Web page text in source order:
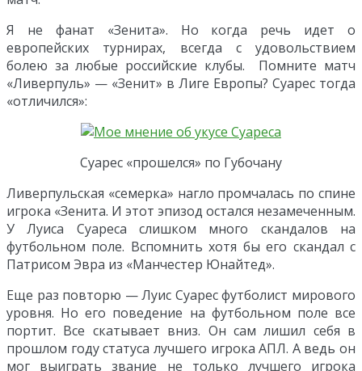
Я не фанат «Зенита». Но когда речь идет о
европейских турнирах, всегда с удовольствием
болею за любые российские клубы. Помните матч
«Ливерпуль» — «Зенит» в Лиге Европы? Суарес тогда
«отличился»:
Суарес «прошелся» по Губочану
Ливерпульская «семерка» нагло промчалась по спине
игрока «Зенита. И этот эпизод остался незамеченным.
У Луиса Суареса слишком много скандалов на
футбольном поле. Вспомнить хотя бы его скандал с
Патрисом Эвра из «Манчестер Юнайтед».
Еще раз повторю — Луис Суарес футболист мирового
уровня. Но его поведение на футбольном поле все
портит. Все скатывает вниз. Он сам лишил себя в
прошлом году статуса лучшего игрока АПЛ. А ведь он
мог выиграть звание не только лучшего игрока